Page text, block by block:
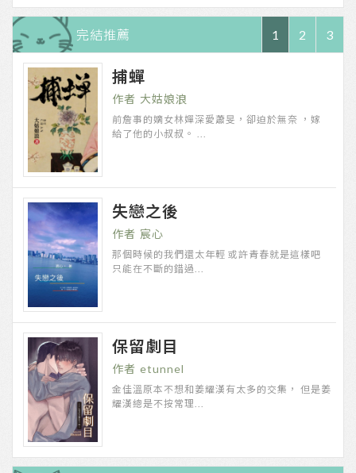
完結推薦 1 2 3
捕蟬
大姑娘浪
前詹事的嫡女林嬋深愛蕭旻，卻迫於無奈 ，嫁
給了他的小叔叔。 ...
失戀之後
宸心
那個時候的我們還太年輕 或許青春就是這樣吧
只能在不斷的錯過...
保留劇目
etunnel
金佳溫原本不想和姜耀漢有太多的交集， 但是姜
耀漢總是不按常理...